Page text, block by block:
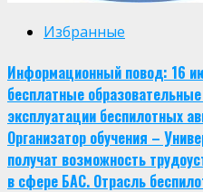
Избранные
Информационный повод: 16
бесплатные
эксплуатации беспилотных
Организатор обучения –
получат возможность
в сфере БАС. Отрасль